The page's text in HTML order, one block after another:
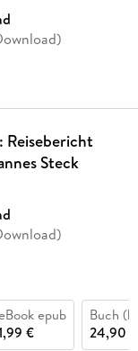
Reisebericht
Steck
epub
€
Buch
24,90 €